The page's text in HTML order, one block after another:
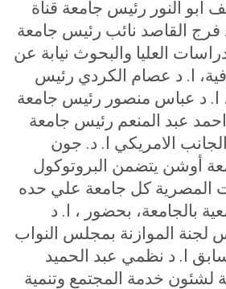
ابو النور رئيس جامعة قناة
القاصد نائب رئيس جامعة
العليا والبحوث نيابة عن
ا. د عصام الكردي رئيس
ا. د عباس منصور رئيس جامعة
عبد المنعم رئيس جامعة
الامريكي ا. د. جون
أوشن يتضمن البروتوكول
المصرية كل جامعة علي حده
بالجامعة، بحضور ، ا. د
الموازنة بمجلس النواب
ا. د نظمي عبد الحميد
لشئون خدمة المجتمع وتنمية